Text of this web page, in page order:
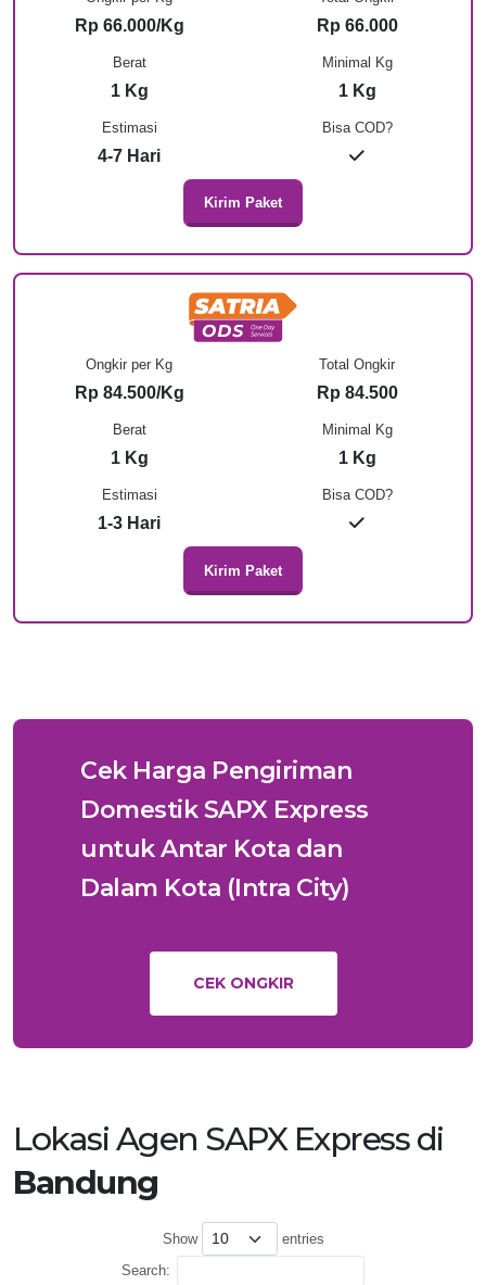
Bisa COD?
Rp 66.000/Kg Rp 66.000
Berat
1 Kg
Minimal Kg
1 Kg
Estimasi
4-7 Hari
Kirim Paket
Bisa COD?
Ongkir per Kg
Rp 84.500/Kg
Total Ongkir
Rp 84.500
Berat
1 Kg
Minimal Kg
1 Kg
Estimasi
1-3 Hari
Kirim Paket
Cek Harga Pengiriman
Domestik SAPX Express
untuk Antar Kota dan
Dalam Kota (Intra City)
CEK ONGKIR
Lokasi Agen SAPX Express di
Bandung
Show
entries
Search: